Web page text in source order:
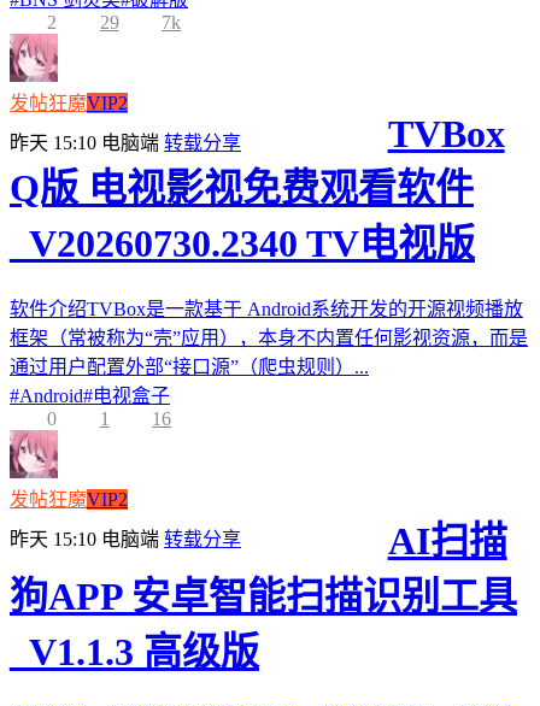
2
29 7k
发帖狂魔VIP2
昨天 15:10 电脑端 转载分享
TVBox
Q版 电视影视免费观看软件
_V20260730.2340 TV电视版
软件介绍TVBox是一款基于 Android系统开发的开源视频播放
框架（常被称为“壳”应用），本身不内置任何影视资源，而是
通过用户配置外部“接口源”（爬虫规则）...
#Android#电视盒子
0
1 16
发帖狂魔VIP2
昨天 15:10 电脑端 转载分享
AI扫描
狗APP 安卓智能扫描识别工具
_V1.1.3 高级版